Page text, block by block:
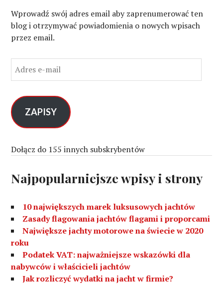
Wprowadź swój adres email aby zaprenumerować ten
blog i otrzymywać powiadomienia o nowych wpisach
przez email.
d
e
s
e
m
l
ZAPISY
Dołącz do 155 innych subskrybentów
Najpopularniejsze wpisy i strony
10 największych marek luksusowych jachtów
Zasady flagowania jachtów flagami i proporcami
Największe jachty motorowe na świecie w 2020
roku
Podatek VAT: najważniejsze wskazówki dla
nabywców i właścicieli jachtów
Jak rozliczyć wydatki na jacht w firmie?